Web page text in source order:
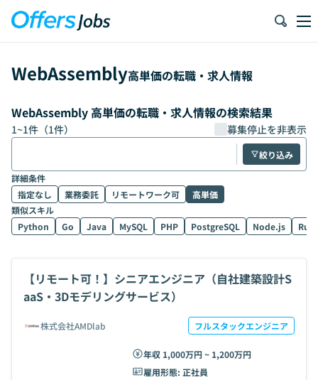
WebAssembly高単価の転職・求人情報
WebAssembly 高単価の転職・求人情報の検索結果
1~1件（1件） 募集停止を非表示
絞り込み
詳細条件
指定なし
業務委託 リモートワーク可
高単価
類似スキル
Python
Go Java MySQL PHP PostgreSQL Node.js
【リモート可！】シニアエンジニア（自社建築設計S
aaS・3Dモデリングサービス）
株式会社AMDlab フルスタックエンジニア
年収 1,000万円 ~ 1,200万円
雇用形態: 正社員